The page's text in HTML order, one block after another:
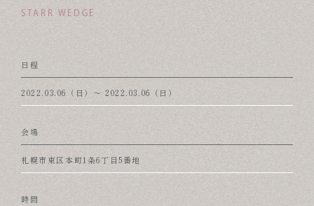
STARR WEDGE
日程
2022.03.06（日）〜 2022.03.06（日）
会場
札幌市東区本町1条6丁目5番地
時間